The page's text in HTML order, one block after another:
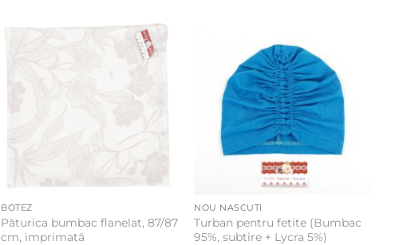
BOTEZ
Păturica bumbac flanelat, 87/87
cm, imprimată
NOU NASCUTI
Turban pentru fetite (Bumbac
95%, subtire + Lycra 5%)